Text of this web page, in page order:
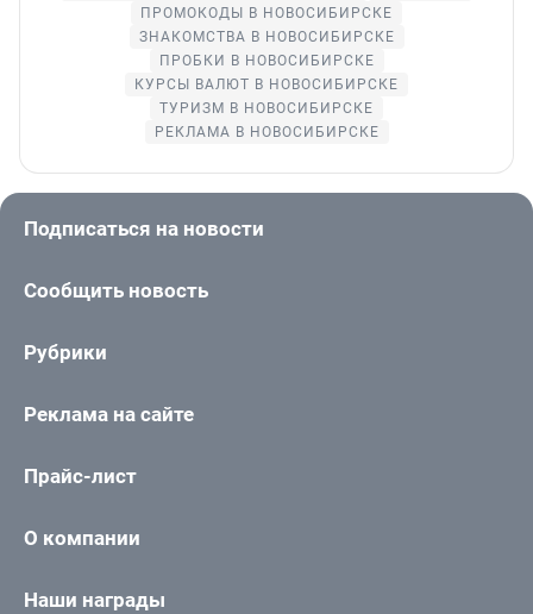
ПРОМОКОДЫ В НОВОСИБИРСКЕ
ЗНАКОМСТВА В НОВОСИБИРСКЕ
ПРОБКИ В НОВОСИБИРСКЕ
КУРСЫ ВАЛЮТ В НОВОСИБИРСКЕ
ТУРИЗМ В НОВОСИБИРСКЕ
РЕКЛАМА В НОВОСИБИРСКЕ
Подписаться на новости
Сообщить новость
Рубрики
Реклама на сайте
Прайс-лист
О компании
Наши награды